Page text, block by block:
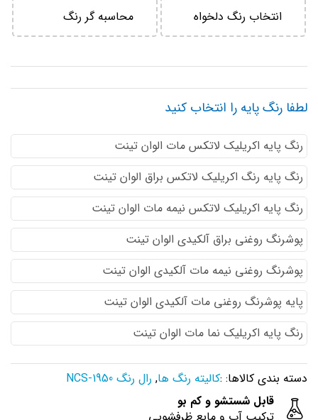
انتخاب رنگ دلخواه محاسبه گر رنگ
لطفا رنگ پایه را انتخاب کنید
رنگ پایه اكريليك لاتكس مات الوان تینت
رنگ پایه رنگ اكريليك لاتكس براق الوان تینت
رنگ پایه اكريليك لاتكس نيمه مات الوان تینت
پوشرنگ روغنی براق آلکیدی الوان تینت
پوشرنگ روغنی نیمه مات آلکیدی الوان تینت
پایه پوشرنگ روغنی مات آلکیدی الوان تینت
رنگ پایه اکریلیک نما مات الوان تینت
دسته بندی کالاها: :کالیته رنگ ها, رال رنگ NCS-1950
قابل شستشو و کم بو